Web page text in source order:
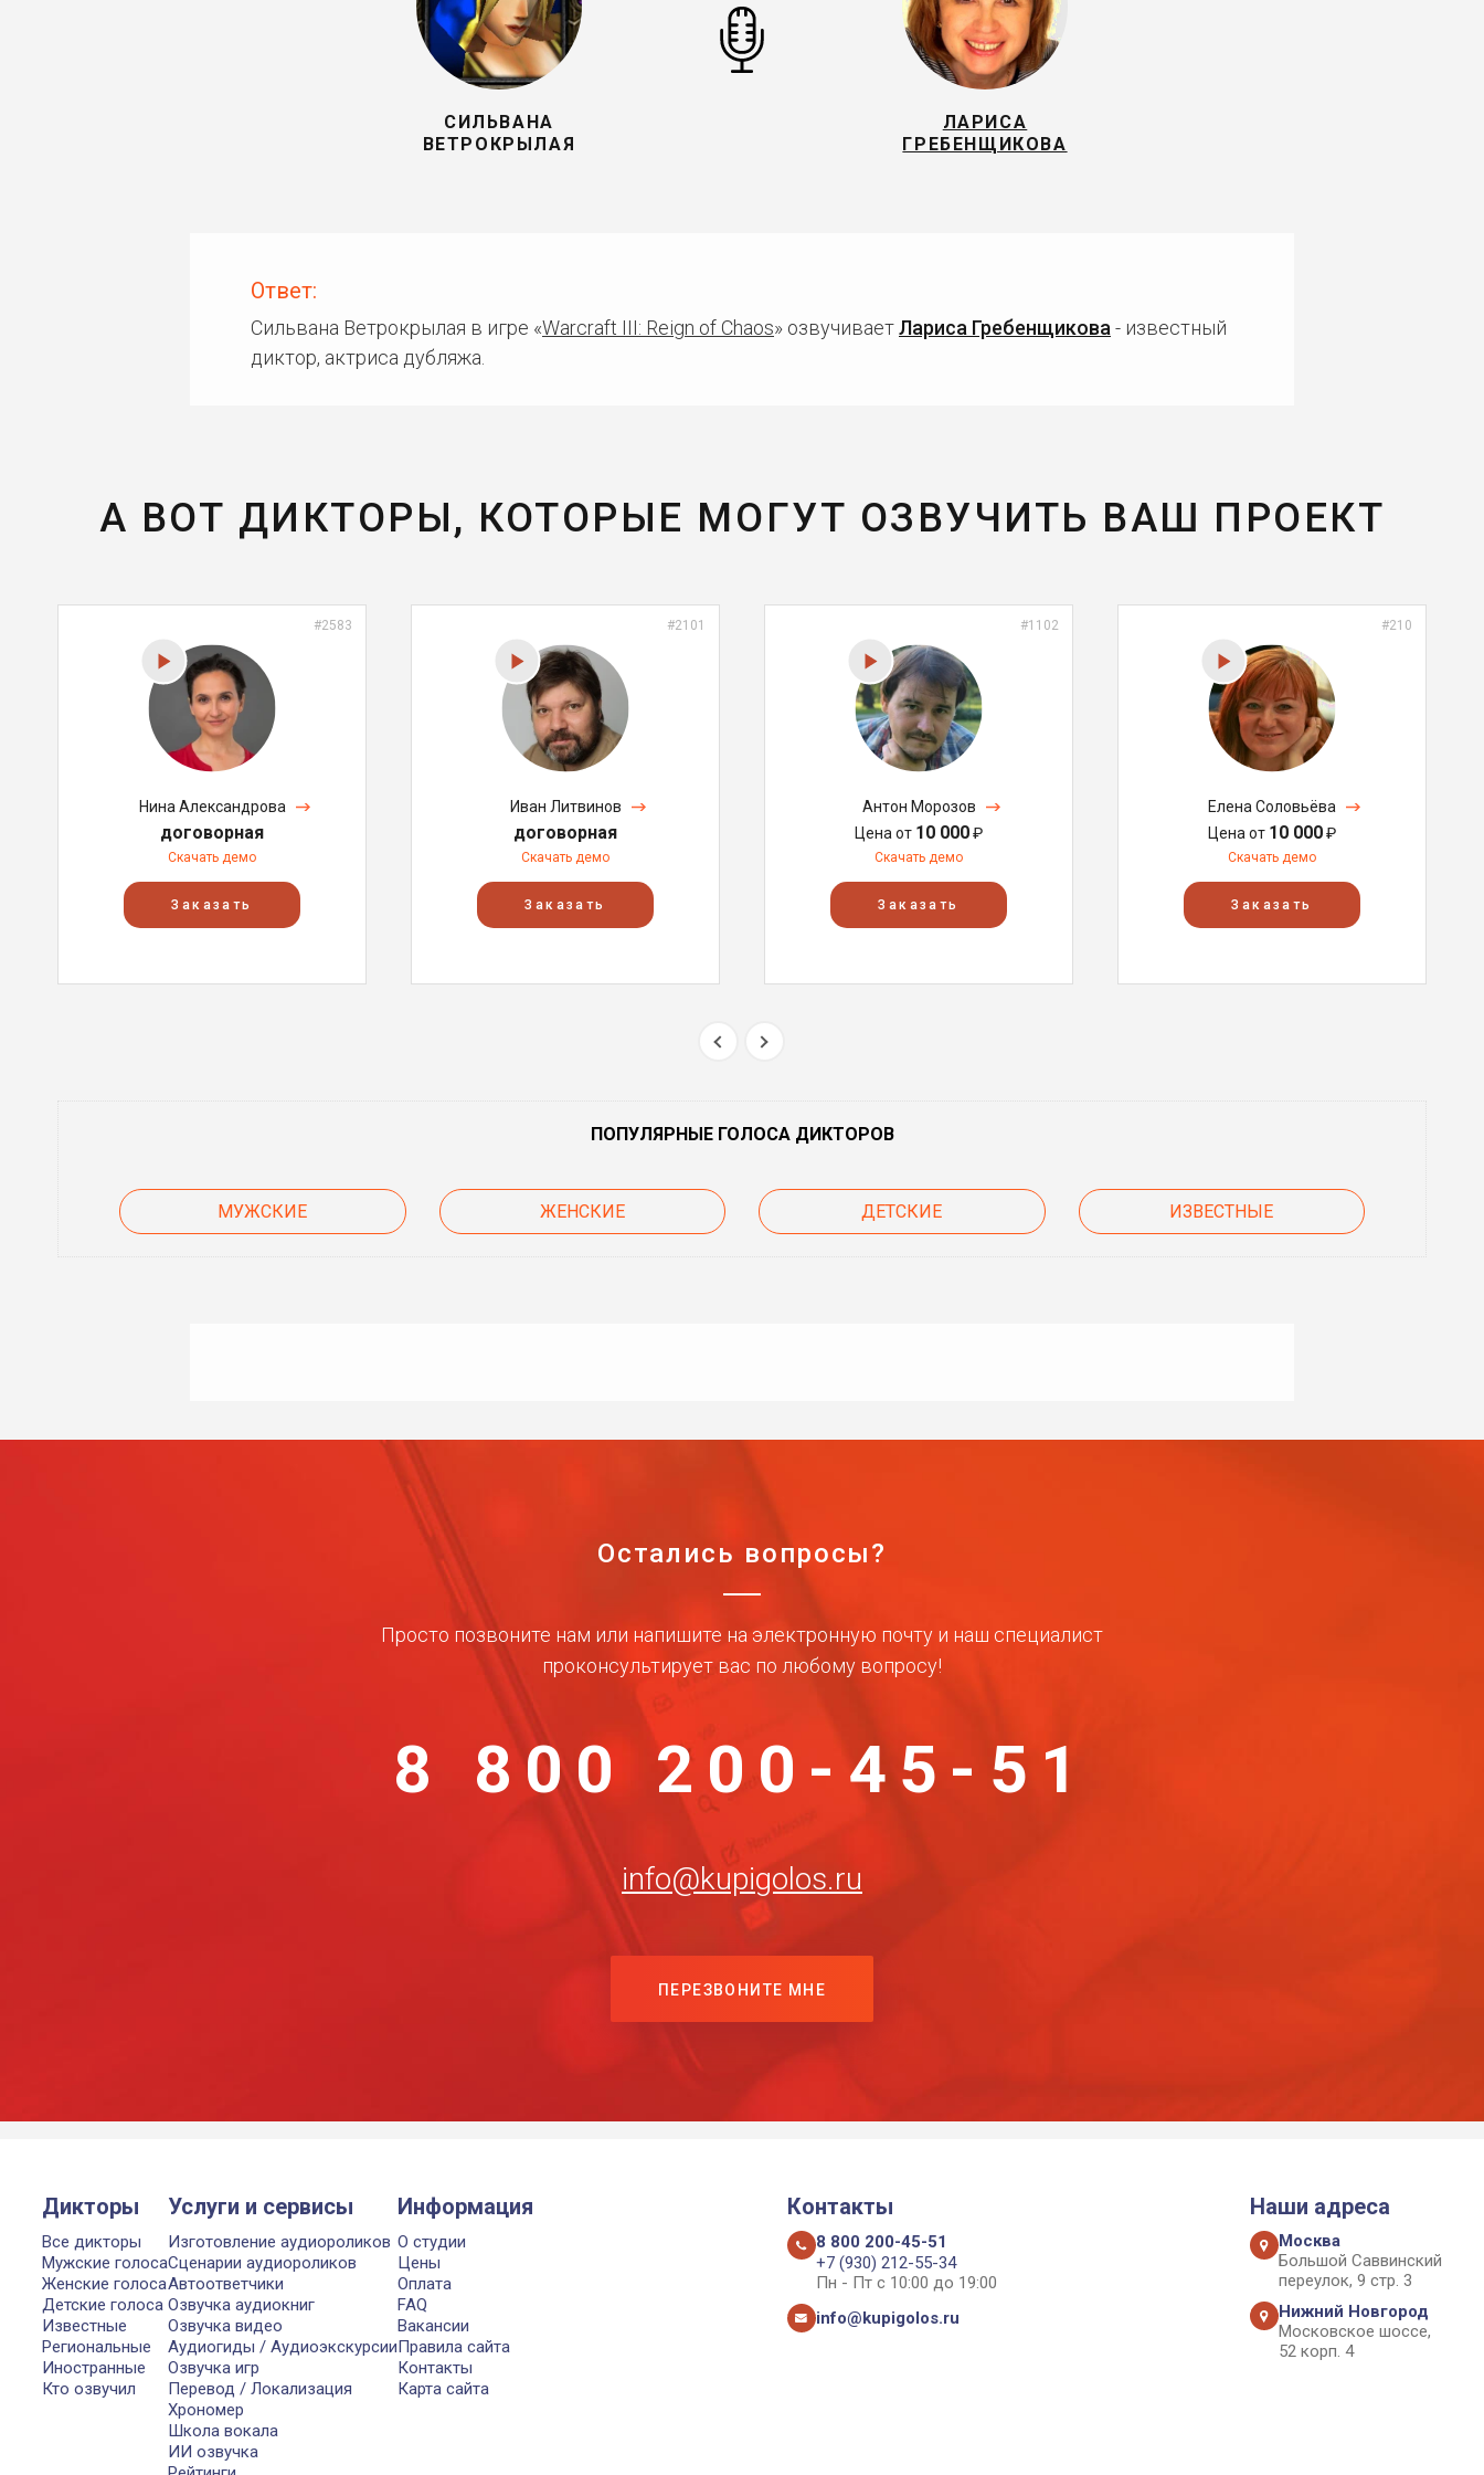
СИЛЬВАНА
ВЕТРОКРЫЛАЯ
ЛАРИСА
ГРЕБЕНЩИКОВА
Ответ:
Сильвана Ветрокрылая в игре «Warcraft III: Reign of Chaos» озвучиваетЛариса Гребенщикова - известный
диктор, актриса дубляжа.
А ВОТ ДИКТОРЫ, КОТОРЫЕ МОГУТ ОЗВУЧИТЬ ВАШ ПРОЕКТ
#2583
Нина Александрова
договорная
Скачать демо
Заказать
#2101
Иван Литвинов
договорная
Скачать демо
Заказать
#1102
Антон Морозов
Цена от 10 000₽
Скачать демо
Заказать
#210
Елена Соловьёва
Цена от 10 000₽
Скачать демо
Заказать
ПОПУЛЯРНЫЕ ГОЛОСА ДИКТОРОВ
МУЖСКИЕ ЖЕНСКИЕ ДЕТСКИЕ ИЗВЕСТНЫЕ
Остались вопросы?
Просто позвоните нам или напишите на электронную почту и наш специалист
проконсультирует вас по любому вопросу!
8 800 200-45-51
info@kupigolos.ru
ПЕРЕЗВОНИТЕ МНЕ
Дикторы
Все дикторы
Мужские голоса
Женские голоса
Детские голоса
Известные
Региональные
Иностранные
Кто озвучил
Услуги и сервисы
Изготовление аудиороликов
Сценарии аудиороликов
Автоответчики
Озвучка аудиокниг
Озвучка видео
Аудиогиды / Аудиоэкскурсии
Озвучка игр
Перевод / Локализация
Хрономер
Школа вокала
ИИ озвучка
Информация
О студии
Цены
Оплата
FAQ
Вакансии
Правила сайта
Контакты
Карта сайта
Контакты
8 800 200-45-51
+7 (930) 212-55-34
Пн - Пт с 10:00 до 19:00
info@kupigolos.ru
Наши адреса
Москва
Большой Саввинский
переулок, 9 стр. 3
Нижний Новгород
Московское шоссе,
52 корп. 4